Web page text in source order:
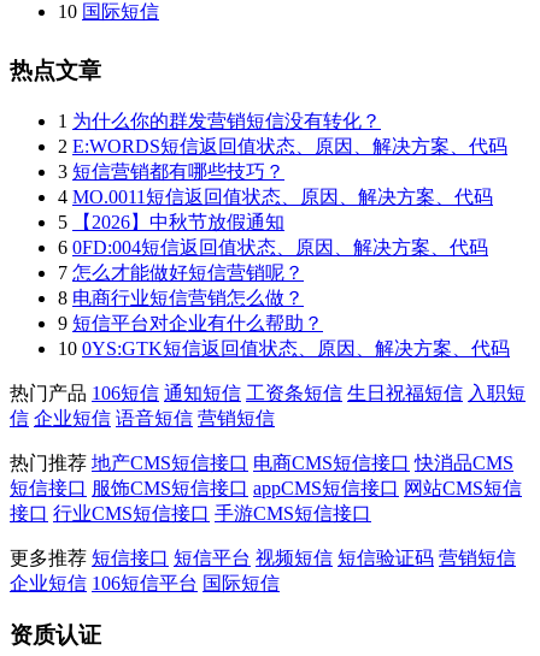
10 国际短信
热点文章
1 为什么你的群发营销短信没有转化？
2 E:WORDS短信返回值状态、原因、解决方案、代码
3 短信营销都有哪些技巧？
4 MO.0011短信返回值状态、原因、解决方案、代码
5
【2026】中秋节放假通知
6 0FD:004短信返回值状态、原因、解决方案、代码
7 怎么才能做好短信营销呢？
8 电商行业短信营销怎么做？
9 短信平台对企业有什么帮助？
10 0YS:GTK短信返回值状态、原因、解决方案、代码
热门产品 106短信 通知短信 工资条短信 生日祝福短信 入职短
信 企业短信 语音短信 营销短信
热门推荐 地产CMS短信接口 电商CMS短信接口 快消品CMS
短信接口 服饰CMS短信接口 appCMS短信接口 网站CMS短信
接口 行业CMS短信接口 手游CMS短信接口
更多推荐 短信接口 短信平台 视频短信 短信验证码 营销短信
企业短信 106短信平台 国际短信
资质认证